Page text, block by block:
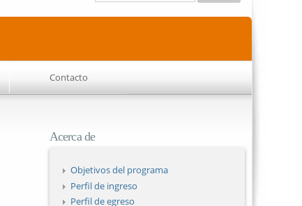
Contacto
Acerca de
Objetivos del programa
Perfil de ingreso
Perfil de egreso